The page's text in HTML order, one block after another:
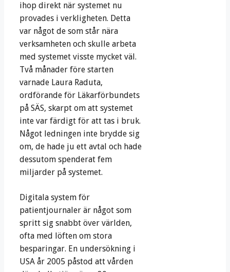
ihop direkt när systemet nu
provades i verkligheten. Detta
var något de som står nära
verksamheten och skulle arbeta
med systemet visste mycket väl.
Två månader före starten
varnade Laura Raduta,
ordförande för Läkarförbundets
på SÄS, skarpt om att systemet
inte var färdigt för att tas i bruk.
Något ledningen inte brydde sig
om, de hade ju ett avtal och hade
dessutom spenderat fem
miljarder på systemet.
Digitala system för
patientjournaler är något som
spritt sig snabbt över världen,
ofta med löften om stora
besparingar. En undersökning i
USA år 2005 påstod att vården